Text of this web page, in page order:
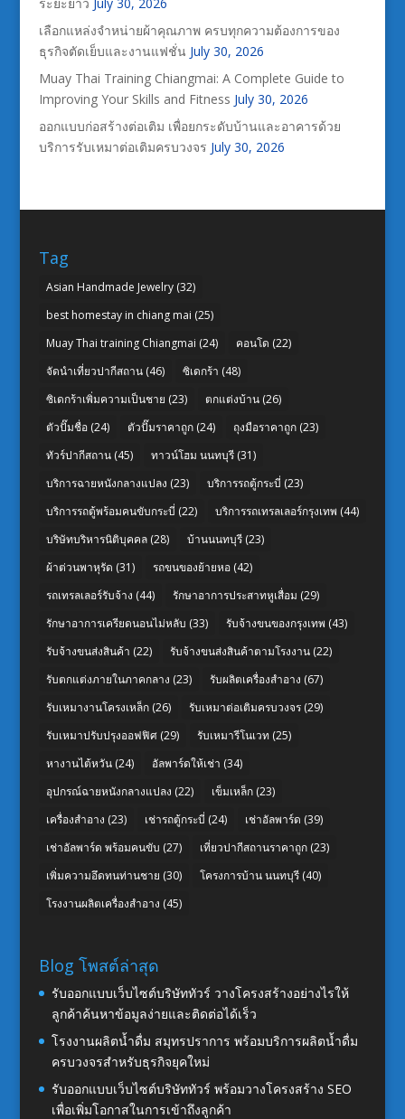
ระยะยาว July 30, 2026
เลือกแหล่งจำหน่ายผ้าคุณภาพ ครบทุกความต้องการของ
ธุรกิจตัดเย็บและงานแฟชั่น July 30, 2026
Muay Thai Training Chiangmai: A Complete Guide to
Improving Your Skills and Fitness July 30, 2026
ออกแบบก่อสร้างต่อเติม เพื่อยกระดับบ้านและอาคารด้วย
บริการรับเหมาต่อเติมครบวงจร July 30, 2026
Tag
Asian Handmade Jewelry(32)
best homestay in chiang mai (25)
Muay Thai training Chiangmai (24) คอนโด (22)
จัดนำเที่ยวปากีสถาน(46) ซิเดกร้า (48)
ซิเดกร้าเพิ่มความเป็นชาย (23) ตกแต่งบ้าน(26)
ตัวปั๊มชื่อ(24) ตัวปั๊มราคาถูก(24) ถุงมือราคาถูก(23)
ทัวร์ปากีสถาน(45) ทาวน์โฮม นนทบุรี(31)
บริการฉายหนังกลางแปลง (23) บริการรถตู้กระบี่ (23)
บริการรถตู้พร้อมคนขับกระบี่ (22) บริการรถเทรลเลอร์กรุงเทพ (44)
บริษัทบริหารนิติบุคคล(28) บ้านนนทบุรี(23)
ผ้าต่วนพาหุรัด (31) รถขนของย้ายหอ(42)
รถเทรลเลอร์รับจ้าง (44) รักษาอาการประสาทหูเสื่อม (29)
รักษาอาการเครียดนอนไม่หลับ (33) รับจ้างขนของกรุงเทพ (43)
รับจ้างขนส่งสินค้า (22) รับจ้างขนส่งสินค้าตามโรงงาน(22)
รับตกแต่งภายในภาคกลาง (23) รับผลิตเครื่องสำอาง (67)
รับเหมางานโครงเหล็ก(26) รับเหมาต่อเติมครบวงจร(29)
รับเหมาปรับปรุงออฟฟิศ(29) รับเหมารีโนเวท (25)
หางานไต้หวัน(24) อัลพาร์ดให้เช่า (34)
อุปกรณ์ฉายหนังกลางแปลง (22) เข็มเหล็ก(23)
เครื่องสำอาง (23) เช่ารถตู้กระบี่ (24) เช่าอัลพาร์ด (39)
เช่าอัลพาร์ด พร้อมคนขับ (27) เที่ยวปากีสถานราคาถูก(23)
เพิ่มความอึดทนท่านชาย (30) โครงการบ้าน นนทบุรี(40)
โรงงานผลิตเครื่องสำอาง (45)
Blog โพสต์ล่าสุด
รับออกแบบเว็บไซต์บริษัททัวร์ วางโครงสร้างอย่างไรให้
ลูกค้าค้นหาข้อมูลง่ายและติดต่อได้เร็ว
โรงงานผลิตน้ำดื่ม สมุทรปราการ พร้อมบริการผลิตน้ำดื่ม
ครบวงจรสำหรับธุรกิจยุคใหม่
รับออกแบบเว็บไซต์บริษัททัวร์ พร้อมวางโครงสร้าง SEO
เพื่อเพิ่มโอกาสในการเข้าถึงลูกค้า